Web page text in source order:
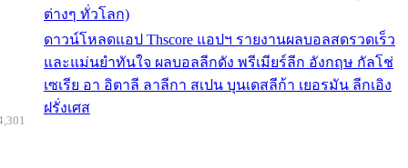
ต่างๆ ทั่วโลก)
ดาวน์โหลดแอป Thscore แอปฯ รายงานผลบอลสดรวดเร็ว
และแม่นยำทันใจ ผลบอลลีกดัง พรีเมียร์ลีก อังกฤษ กัลโช่
เซเรีย อา อิตาลี ลาลีกา สเปน บุนเดสลีก้า เยอรมัน ลีกเอิง
ฝรั่งเศส